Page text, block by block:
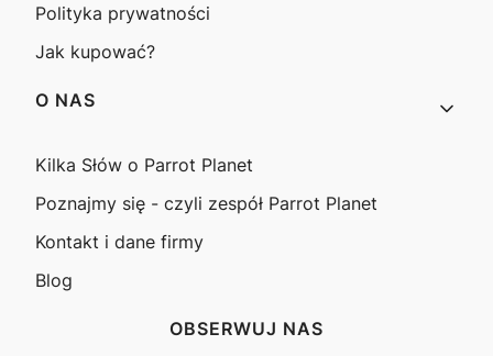
Polityka prywatności
Jak kupować?
O NAS
Kilka Słów o Parrot Planet
Poznajmy się - czyli zespół Parrot Planet
Kontakt i dane firmy
Blog
OBSERWUJ NAS